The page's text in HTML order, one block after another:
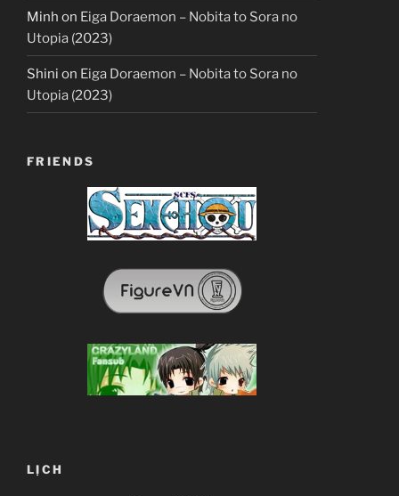
Minh on Eiga Doraemon – Nobita to Sora no
Utopia (2023)
Shini on Eiga Doraemon – Nobita to Sora no
Utopia (2023)
FRIENDS
LỊCH